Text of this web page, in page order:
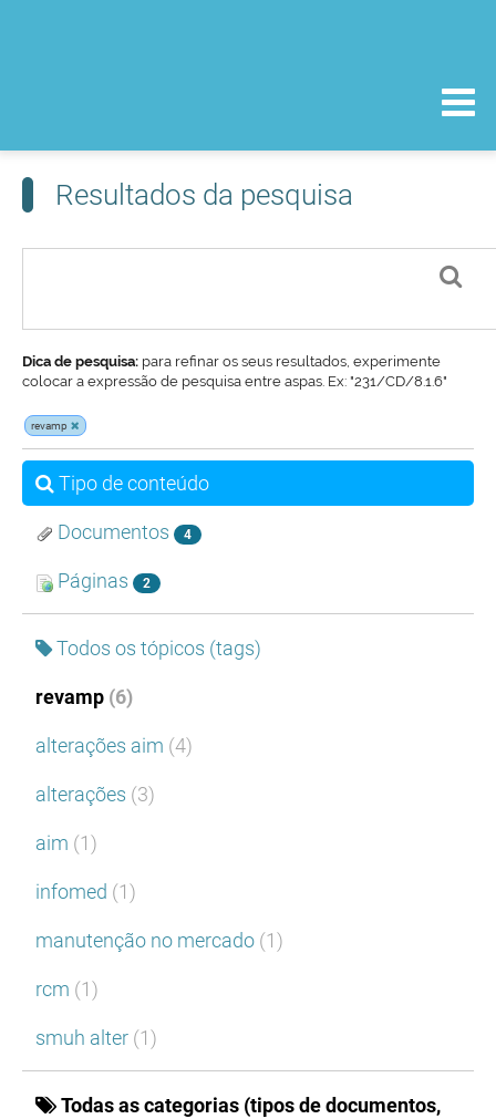
Resultados da pesquisa
Dica de pesquisa: para refinar os seus resultados, experimente
colocar a expressão de pesquisa entre aspas. Ex: "231/CD/8.1.6"
revamp
Tipo de conteúdo
Documentos 4
Páginas 2
Todos os tópicos (tags)
revamp (6)
alterações aim (4)
alterações (3)
aim (1)
infomed (1)
manutenção no mercado (1)
rcm (1)
smuh alter (1)
Todas as categorias (tipos de documentos,